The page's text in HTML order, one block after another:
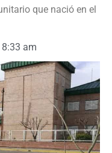
que nació en el
8:33 am